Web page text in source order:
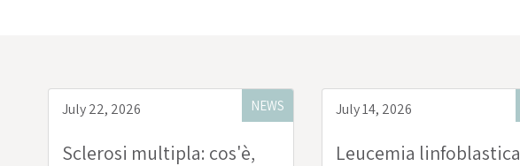
NEWS
July 22, 2026
Sclerosi multipla: cos'è,
July 14, 2026
Leucemia linfoblastica